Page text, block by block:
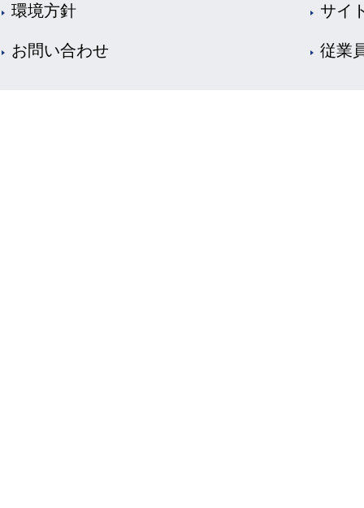
環境方針 サイ
お問い合わせ 従業